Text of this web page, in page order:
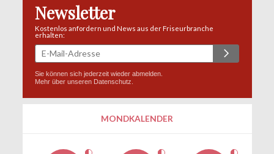
Newsletter
Kostenlos anfordern und News aus der Friseurbranche
erhalten:
Sie können sich jederzeit wieder abmelden.
Mehr über unseren Datenschutz
MONDKALENDER